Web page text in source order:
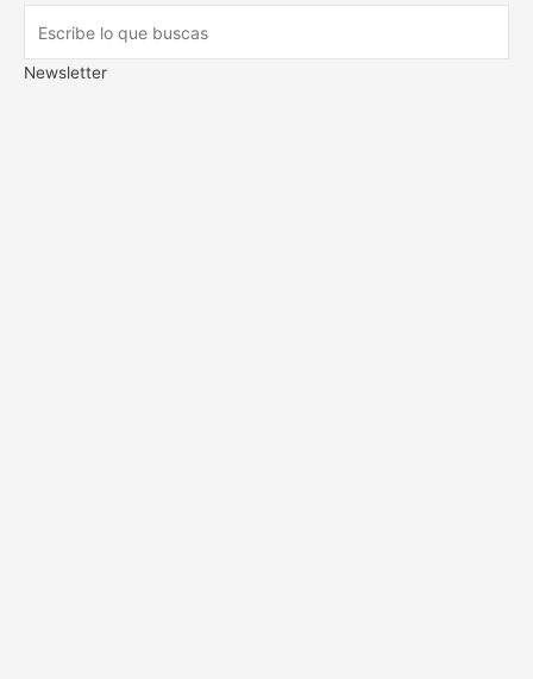
Newsletter